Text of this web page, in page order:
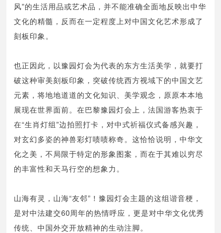
风”的生活用品或艺术品，并不能准确全面地反映出中华
文化的精髓，反而在一定程度上对中国文化艺术形成了
刻板印象。
也正因此，以豫园灯会为代表的东方生活美学，就要打
破这种审美刻板印象，突破传统西方视域下的中国文艺
元素，将地地道道的文化知识、美学观念，原原本本地
展现在世界面前。在巴黎豫园灯会上，法国游客热衷于
在“生肖灯组”边拍照打卡，对中式祈福仪式备感兴趣，
对玄幻多姿的神兽彩灯啧啧称奇。这恰恰说明，中华文
化之美，不局限于特定的形象图案，而在于其难以穷尽
的丰富性和天马行空的想象力。
山海有灵，山海“友邻”！豫园灯会主题的这组谐音梗，
是对中法建交60周年的热情呼应，更是对中华文化优秀
传统、中国外交开放精神的生动注脚。